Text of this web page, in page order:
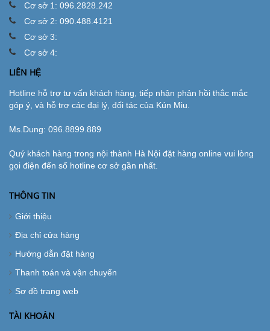
Cơ sở 1: 096.2828.242
Cơ sở 2: 090.488.4121
Cơ sở 3:
Cơ sở 4:
LIÊN HỆ
Hotline hỗ trợ tư vấn khách hàng, tiếp nhận phản hồi thắc mắc
góp ý, và hỗ trợ các đại lý, đối tác của Kún Miu.
Ms.Dung: 096.8899.889
Quý khách hàng trong nội thành Hà Nội đặt hàng online vui lòng
gọi điện đến số hotline cơ sở gần nhất.
THÔNG TIN
Giới thiệu
Địa chỉ cửa hàng
Hướng dẫn đặt hàng
Thanh toán và vận chuyển
Sơ đồ trang web
TÀI KHOẢN